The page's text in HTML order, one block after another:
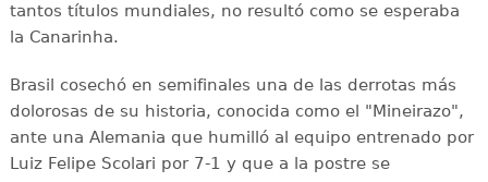
tantos títulos mundiales, no resultó como se esperaba
la Canarinha.
Brasil cosechó en semifinales una de las derrotas más
dolorosas de su historia, conocida como el "Mineirazo",
ante una Alemania que humilló al equipo entrenado por
Luiz Felipe Scolari por 7-1 y que a la postre se